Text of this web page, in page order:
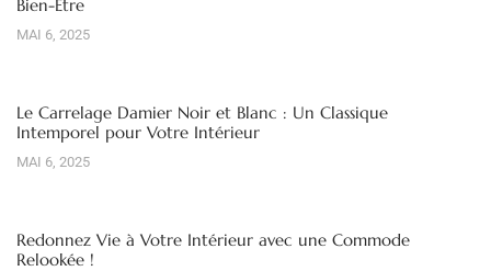
Bien-Être
MAI 6, 2025
Le Carrelage Damier Noir et Blanc : Un Classique
Intemporel pour Votre Intérieur
MAI 6, 2025
Redonnez Vie à Votre Intérieur avec une Commode
Relookée !